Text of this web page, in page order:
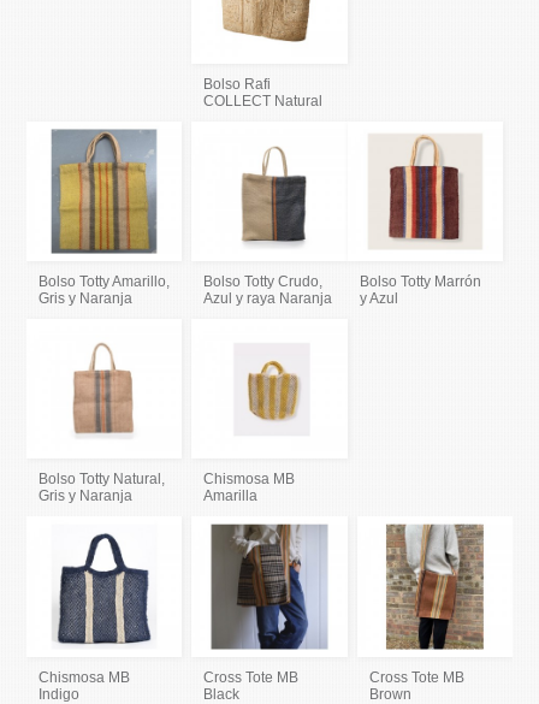
Bolso Rafi
COLLECT Natural
Bolso Totty Amarillo,
Gris y Naranja
Bolso Totty Crudo,
Azul y raya Naranja
Bolso Totty Marrón
y Azul
Bolso Totty Natural,
Gris y Naranja
Chismosa MB
Amarilla
Chismosa MB
Indigo
Cross Tote MB
Black
Cross Tote MB
Brown